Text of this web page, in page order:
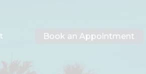
Book an Appointment